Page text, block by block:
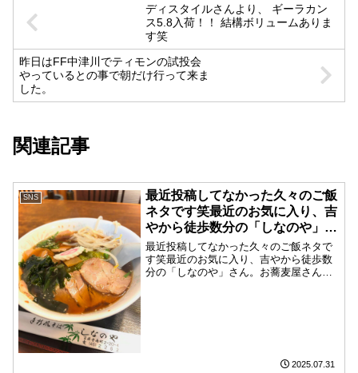
ディスタイルさんより、 ️ギーラカン
ス5.8入荷！！ 結構ボリュームありま
す笑
昨日はFF中津川でティモンの試投会
やっているとの事で朝だけ行って来ま
した。
関連記事
SNS
最近投稿してなかった久々のご飯
ネタです笑最近のお気に入り、吉
やから徒歩数分の「しなのや」さ
ん。お蕎麦屋さんですがラーメン
もあります👍
最近投稿してなかった久々のご飯ネタで
す笑最近のお気に入り、吉やから徒歩数
分の「しなのや」さん。お蕎麦屋さんで
2025.07.31